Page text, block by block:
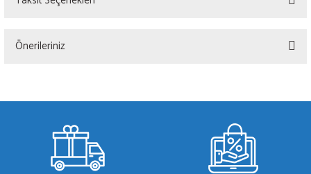
Önerileriniz
gördüğünüz noktaları öneri formunu kullanarak tarafımıza iletebilirsiniz.
Ürün resmi kalitesiz, bozuk veya görüntülenemiyor.
Ürün açıklamasında eksik bilgiler bulunuyor.